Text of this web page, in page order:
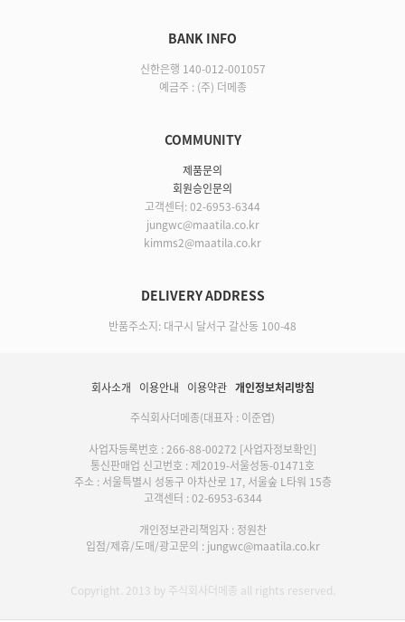
BANK INFO
신한은행 140-012-001057
예금주 : (주) 더메종
COMMUNITY
제품문의
회원승인문의
고객센터: 02-6953-6344
jungwc@maatila.co.kr
kimms2@maatila.co.kr
DELIVERY ADDRESS
반품주소지: 대구시 달서구 갈산동 100-48
회사소개 이용안내 이용약관 개인정보처리방침
주식회사더메종(대표자 : 이준엽)
사업자등록번호 : 266-88-00272 [사업자정보확인]
통신판매업 신고번호 : 제2019-서울성동-01471호
주소 : 서울특별시 성동구 아차산로 17, 서울숲 L타워 15층
고객센터 : 02-6953-6344
개인정보관리책임자 : 정원찬
입점/제휴/도매/광고문의 : jungwc@maatila.co.kr
Copyright. 2013 by 주식회사더메종 all rights reserved.